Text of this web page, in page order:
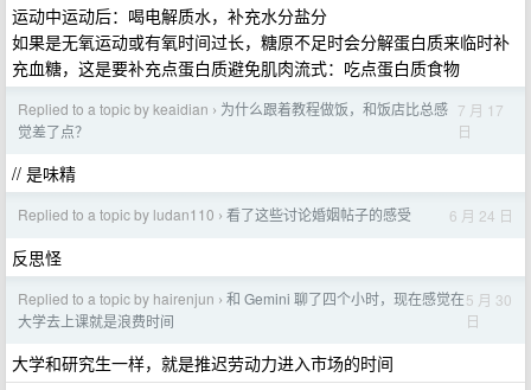
运动中运动后：喝电解质水，补充水分盐分
如果是无氧运动或有氧时间过长，糖原不足时会分解蛋白质来临时补
充血糖，这是要补充点蛋白质避免肌肉流式：吃点蛋白质食物
Replied to a topic by keaidian › 为什么跟着教程做饭，和饭店比总感
觉差了点？
7 月 17
日
// 是味精
Replied to a topic by ludan110 › 看了这些讨论婚姻帖子的感受 6 月 24 日
反思怪
Replied to a topic by hairenjun › 和 Gemini 聊了四个小时，现在感觉在
大学去上课就是浪费时间
5 月 30
日
大学和研究生一样，就是推迟劳动力进入市场的时间